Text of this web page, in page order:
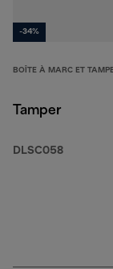
-34%
BOÎTE À MARC ET
Tamper
DLSC058